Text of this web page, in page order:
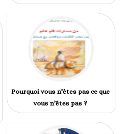
Pourquoi vous n’êtes pas ce que
vous n’êtes pas ?